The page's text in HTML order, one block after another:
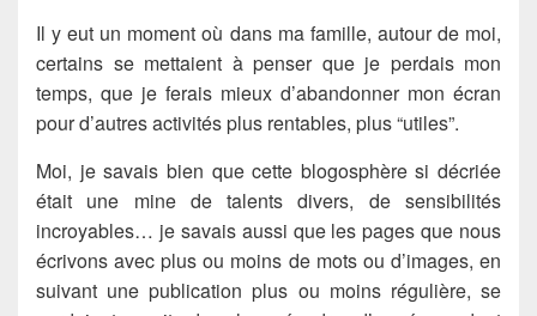
Il y eut un moment où dans ma famille, autour de moi,
certains se mettaient à penser que je perdais mon
temps, que je ferais mieux d’abandonner mon écran
pour d’autres activités plus rentables, plus “utiles”.
Moi, je savais bien que cette blogosphère si décriée
était une mine de talents divers, de sensibilités
incroyables… je savais aussi que les pages que nous
écrivons avec plus ou moins de mots ou d’images, en
suivant une publication plus ou moins régulière, se